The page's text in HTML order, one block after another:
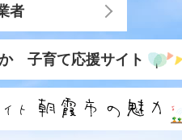
者
子育て応援サイト